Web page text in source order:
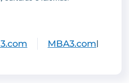
MBA3.com|